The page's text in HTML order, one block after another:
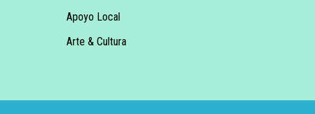
Apoyo Local
Arte & Cultura